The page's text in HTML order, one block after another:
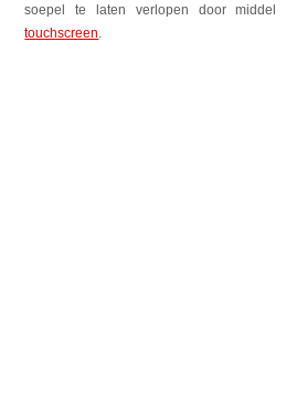
soepel te laten verlopen door middel
touchscreen.